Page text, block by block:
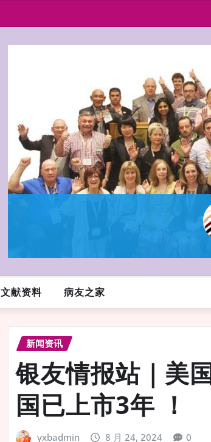
文献资料 病友之家
新闻资讯
银友情报站｜美
国已上市3年 ！
yxbadmin 8 月 24, 2024 0